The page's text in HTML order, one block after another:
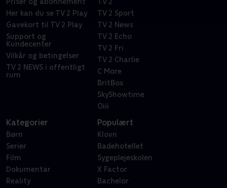
Priser og abonnement
Her kan du se TV 2 Play
Gavekort til TV 2 Play
Support og
Kundecenter
Vilkår og betingelser
TV 2 NEWS i offentligt
rum
TV 2
TV 2 Sport
TV 2 News
TV 2 Echo
TV 2 Fri
TV 2 Charlie
C More
BritBox
SkyShowtime
Oiii
Kategorier
Børn
Serier
Film
Dokumentar
Reality
Populært
Klovn
Badehotellet
Sygeplejeskolen
X Factor
Bachelor